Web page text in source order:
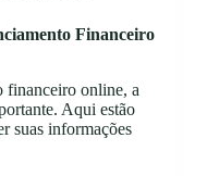
Financeiro
financeiro online, a
Aqui estão
suas informações